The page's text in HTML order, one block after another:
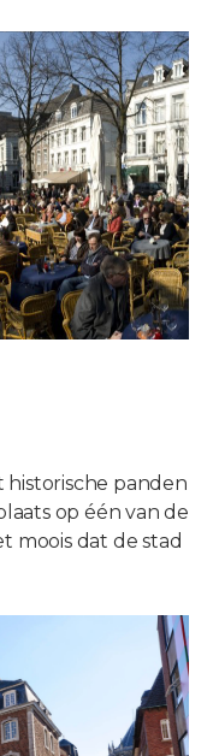
historische panden
op één van de
moois dat de stad